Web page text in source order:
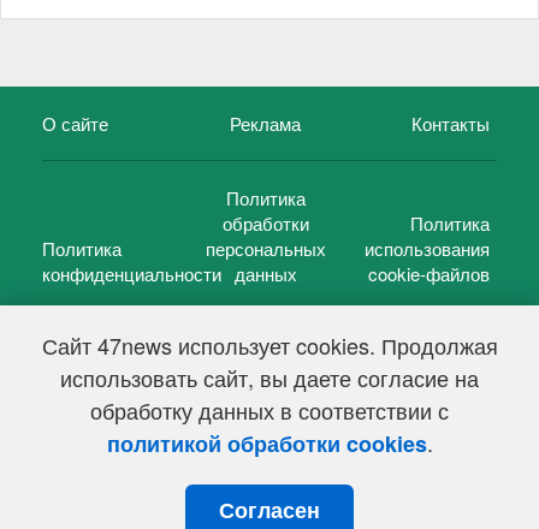
Сайт 47news использует cookies. Продолжая
использовать сайт, вы даете согласие на
обработку данных в соответствии с
политикой обработки cookies.
Согласен
О сайте Реклама Контакты
Политика
конфиденциальности
Политика
обработки
персональных
данных
Политика
использования
cookie-файлов
47 новостей (47 news)2005 — 2026 г.
Свидетельство о регистрации СМИ Эл № ФС 77-39848, выдано
Федеральной службой по надзору в сфере связи,
информационных технологий и массовых коммуникаций